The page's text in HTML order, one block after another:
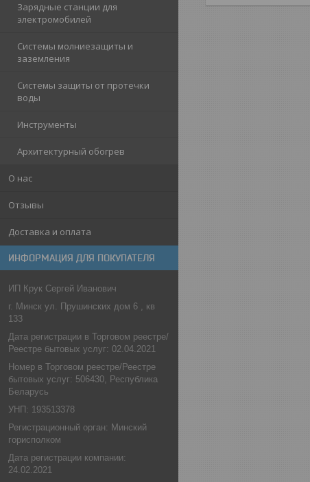
Зарядные станции для
электромобилей
Системы молниезащиты и
заземления
Системы защиты от протечки
воды
Инструменты
Архитектурный обогрев
О нас
Отзывы
Доставка и оплата
ИНФОРМАЦИЯ ДЛЯ ПОКУПАТЕЛЯ
ИП Крук Сергей Иванович
г. Минск ул. Прушинских дом 6 , кв
133
Дата регистрации в Торговом реестре/
Реестре бытовых услуг: 02.04.2021
Номер в Торговом реестре/Реестре
бытовых услуг: 506430, Республика
Беларусь
УНП: 193513378
Регистрационный орган: Минский
горисполком
Дата регистрации компании:
24.02.2021